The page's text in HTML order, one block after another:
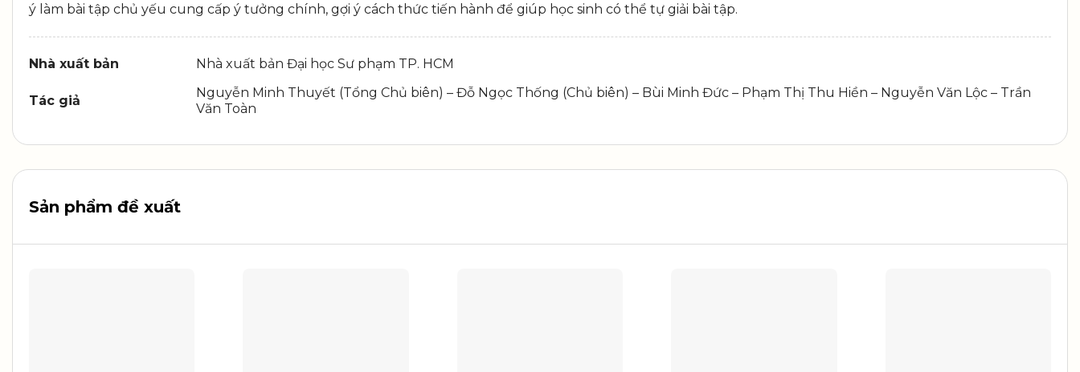
ý làm bài tập chủ yếu cung cấp ý tưởng chính, gợi ý cách thức tiến hành để giúp học sinh có thể tự giải bài tập.
Nhà xuất bản Nhà xuất bản Đại học Sư phạm TP. HCM
Tác giả
Nguyễn Minh Thuyết (Tổng Chủ biên) – Đỗ Ngọc Thống (Chủ biên) – Bùi Minh Đức – Phạm Thị Thu Hiền – Nguyễn Văn Lộc – Trần
Văn Toàn
Sản phẩm đề xuất